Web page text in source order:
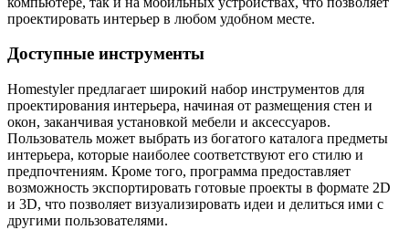
проектировать интерьер в любом удобном месте.
Доступные инструменты
Homestyler предлагает широкий набор инструментов для
проектирования интерьера, начиная от размещения стен и
окон, заканчивая установкой мебели и аксессуаров.
Пользователь может выбрать из богатого каталога предметы
интерьера, которые наиболее соответствуют его стилю и
предпочтениям. Кроме того, программа предоставляет
возможность экспортировать готовые проекты в формате 2D
и 3D, что позволяет визуализировать идеи и делиться ими с
другими пользователями.